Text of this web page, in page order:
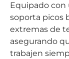
Equipado con
soporta picos
extremas de
asegurando
trabajen